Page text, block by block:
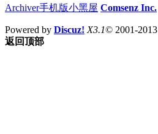
Archiver手机版小黑屋 Comsenz Inc.
Powered by Discuz! X3.1© 2001-2013
返回顶部